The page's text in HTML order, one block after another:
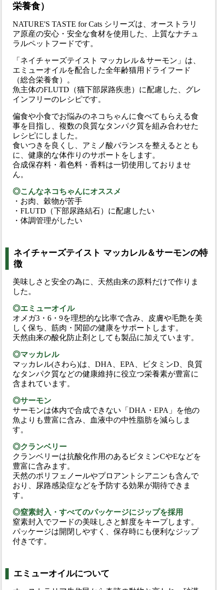
栄養食）
NATURE'S TASTE for Cats シリーズは、オーストラリ
ア原産の安心・安全な食材を使用した、上質なナチュ
ラルペットフードです。
「ネイチャーズテイスト マッカレル＆サーモン」は、
エミューオイルを配合した全年齢猫用ドライフード
（総合栄養食）。
魚主体のFLUTD（猫下部尿路疾患）に配慮した、グレ
インフリーのレシピです。
偏食や小食でお悩みのネコちゃんに食べてもらえる食
事を目指し、複数の良質なタンパク質を組み合わせた
レシピにしました。
食いつきを良くし、アミノ酸バランスを整えるととも
に、健康的な体作りのサポートをします。
合成保存料・着色料・香料は一切使用しておりませ
ん。
◎こんなネコちゃんにオススメ
・お肉、穀物が苦手
・FLUTD（下部尿路結石）に配慮したい
・体調管理がしたい
ネイチャーズテイスト マッカレル＆サーモンの特
徴
美味しさと安全の為に、天然由来の原料だけで作りま
した。
◎エミューオイル
オメガ3・6・9を理想的な比率で含み、皮膚や毛艶を美
しく保ち、筋肉・関節の健康をサポートします。
天然由来の酸化防止剤としても製品に加えています。
◎マッカレル
マッカレル(さわら)は、DHA、EPA、ビタミンD、良質
なタンパク質などの健康維持に役立つ栄養素が豊富に
含まれています。
◎サーモン
サーモンは体内で合成できない「DHA・EPA」を他の
魚よりも豊富に含み、血液中の中性脂肪を減らしま
す。
◎クランベリー
クランベリーは抗酸化作用のあるビタミンCやEなどを
豊富に含みます。
天然のポリフェノールやプロアントシアニンも含んで
おり、尿路感染症などを予防する効果が期待できま
す。
◎窒素封入・すべてのパッケージにジップを採用
窒素封入でフードの美味しさと鮮度をキープします。
パッケージは開閉しやすく、保存時にも便利なジップ
付きです。
エミューオイルについて